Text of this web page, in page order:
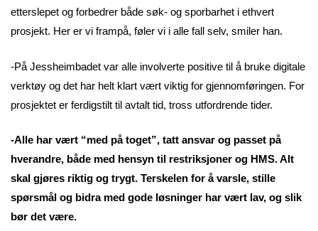
etterslepet og forbedrer både søk- og sporbarhet i ethvert
prosjekt. Her er vi frampå, føler vi i alle fall selv, smiler han.
-På Jessheimbadet var alle involverte positive til å bruke digitale
verktøy og det har helt klart vært viktig for gjennomføringen. For
prosjektet er ferdigstilt til avtalt tid, tross utfordrende tider.
-Alle har vært “med på toget”, tatt ansvar og passet på
hverandre, både med hensyn til restriksjoner og HMS. Alt
skal gjøres riktig og trygt. Terskelen for å varsle, stille
spørsmål og bidra med gode løsninger har vært lav, og slik
bør det være.